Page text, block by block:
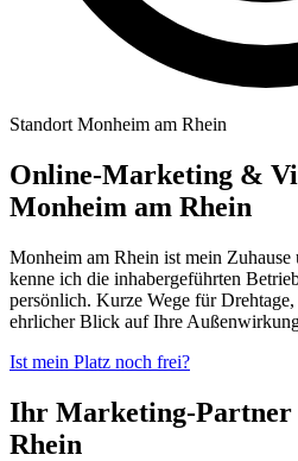
Standort Monheim am Rhein
Online-Marketing &
Monheim am Rhein
Monheim am Rhein ist mein
kenne ich die inhabergeführten
persönlich. Kurze Wege für
ehrlicher Blick auf Ihre
Ist mein Platz noch frei?
Ihr Marketing-Partner
Rhein